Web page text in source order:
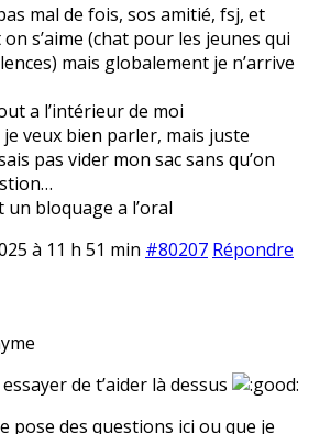
mal de fois, sos amitié, fsj, et
s’aime (chat pour les jeunes qui
mais globalement je n’arrive
a l’intérieur de moi
veux bien parler, mais juste
pas vider mon sac sans qu’on
un bloquage a l’oral
à 11 h 51 min #80207 Répondre
de t’aider là dessus
pose des questions ici ou que je